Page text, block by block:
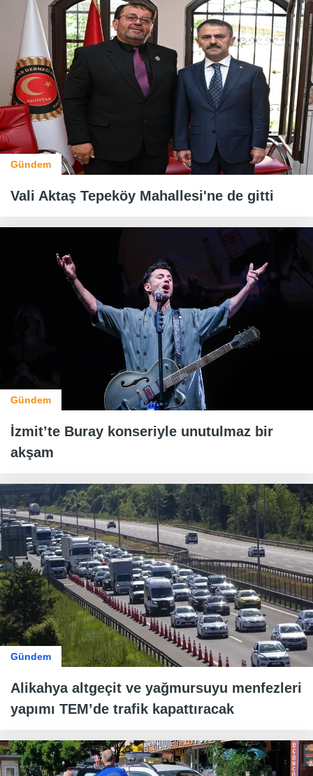
Gündem
Vali Aktaş Tepeköy Mahallesi'ne de gitti
Gündem
İzmit’te Buray konseriyle unutulmaz bir
akşam
Gündem
Alikahya altgeçit ve yağmursuyu menfezleri
yapımı TEM’de trafik kapattıracak